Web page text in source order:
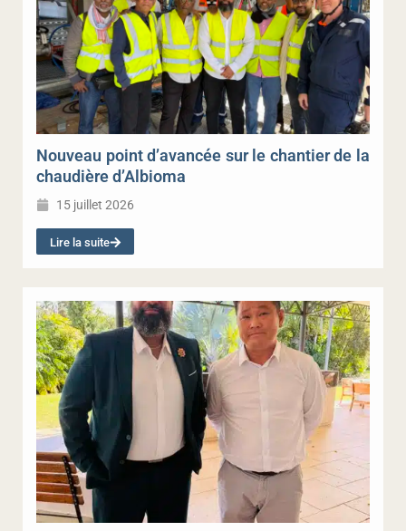
Nouveau point d’avancée sur le chantier de la
chaudière d’Albioma
15 juillet 2026
Lire la suite